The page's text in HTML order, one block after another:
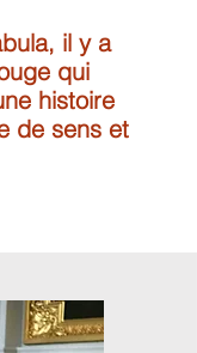
il y a
qui
histoire
de sens et